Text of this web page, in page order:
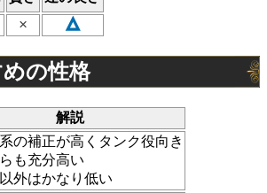
× △
の性格
解説
系の補正が高くタンク役向き
も充分高い
以外はかなり低い